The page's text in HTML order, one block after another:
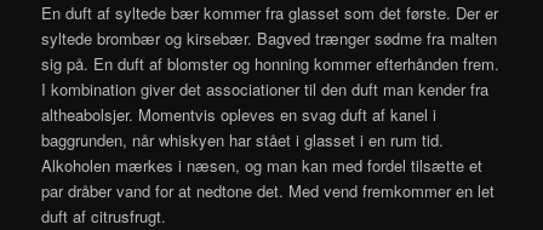
En duft af syltede bær kommer fra glasset som det første. Der er
syltede brombær og kirsebær. Bagved trænger sødme fra malten
sig på. En duft af blomster og honning kommer efterhånden frem.
I kombination giver det associationer til den duft man kender fra
altheabolsjer. Momentvis opleves en svag duft af kanel i
baggrunden, når whiskyen har stået i glasset i en rum tid.
Alkoholen mærkes i næsen, og man kan med fordel tilsætte et
par dråber vand for at nedtone det. Med vend fremkommer en let
duft af citrusfrugt.